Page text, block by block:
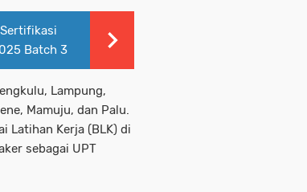
Batch 3
Lampung,
Mamuju, dan Palu.
Latihan Kerja (BLK) di
sebagai UPT